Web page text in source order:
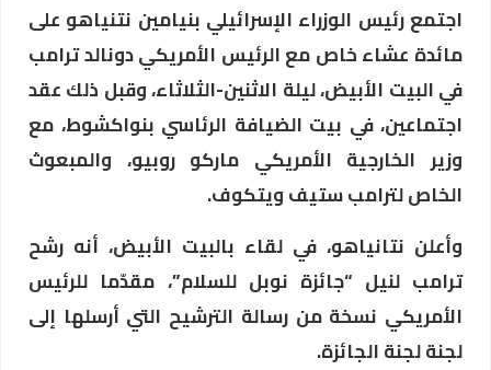
اجتمع رئيس الوزراء الإسرائيلي بنيامين نتنياهو على
مائدة عشاء خاص مع الرئيس الأمريكي دونالد ترامب
في البيت الأبيض، ليلة الاثنين-الثلاثاء، وقبل ذلك عقد
اجتماعين، في بيت الضيافة الرئاسي بنواكشوط، مع
وزير الخارجية الأمريكي ماركو روبيو، والمبعوث
الخاص لترامب ستيف ويتكوف.
وأعلن نتانياهو، في لقاء بالبيت الأبيض، أنه رشح
ترامب لنيل “جائزة نوبل للسلام”، مقدّما للرئيس
الأمريكي نسخة من رسالة الترشيح التي أرسلها إلى
لجنة لجنة الجائزة.